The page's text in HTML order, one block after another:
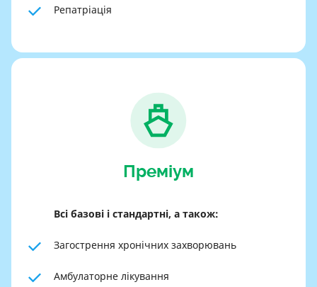
Репатріація
Преміум
Всі базові і стандартні, а також:
Загострення хронічних захворювань
Амбулаторне лікування